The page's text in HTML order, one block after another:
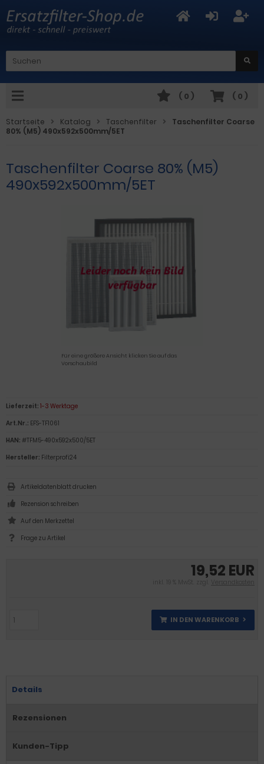
( 0 )
( 0 )
Startseite Katalog Taschenfilter
Taschenfilter Coarse
80% (M5) 490x592x500mm/5ET
Taschenfilter Coarse 80% (M5)
490x592x500mm/5ET
Für eine größere Ansicht klicken Sie auf das
Vorschaubild
19,52 EUR
inkl. 19 % MwSt. zzgl. Versandkosten
IN DEN WARENKORB
Lieferzeit: 1-3 Werktage
Art.Nr.: EFS-TF1061
HAN: #TFM5-490x592x500/5ET
Hersteller: Filterprofi24
Artikeldatenblatt drucken
Rezension schreiben
Frage zu Artikel
Details
Rezensionen
Kunden-Tipp